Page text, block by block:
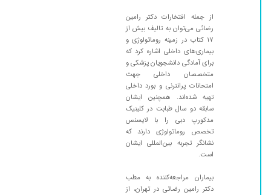
روماتیسم
عالی هستند
دکتر خوبی هست ولی واقعن معطلی داره خیلی
خسته کننده هست تمام روز باید باشیم
تشخیص و درمان دکتر عالی هست
دکتر با تجربه و با دقت هستن .از ویزیت راضی
هستم
بسیار دکتر با شخصیت و صبوری بودند .
فعلا درحال درمان هستیم
دوستم پسو داشت
از جمله افتخارات دکتر رامین
رضائی می‌توان به تالیف بیش از
۱۷ کتاب در زمینه روماتولوژی و
بیماری‌های داخلی اشاره کرد که
برای آمادگی دانشجویان پزشکی و
متخصصان داخلی جهت
امتحانات پرانترنی و بورد داخلی
تهیه شده‌اند. همچنین ایشان
سابقه دو سال طبابت در کلینیک
مدکورپ دبی را با لایسنس
تخصص روماتولوژی دارند که
نشانگر تجربه بین‌المللی ایشان
است.
بیماران مراجعه‌کننده به مطب
دکتر رامین رضائی در تهران، از